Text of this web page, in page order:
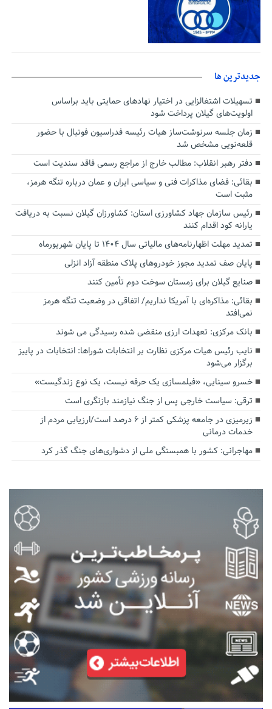
جديدترين ها
تسهیلات اشتغالزایی در اختیار نهادهای حمایتی باید براساس
اولویت‌های گیلان پرداخت شود
زمان جلسه سرنوشت‌ساز هیات رئیسه فدراسیون فوتبال با حضور
قلعه‌نویی مشخص شد
دفتر رهبر انقلاب: مطالب خارج از مراجع رسمی فاقد سندیت است
بقائی: فضای مذاکرات فنی و سیاسی ایران و عمان درباره تنگه هرمز،
مثبت است
رئیس سازمان جهاد کشاورزی استان: کشاورزان گیلان نسبت به دریافت
یارانه کود اقدام کنند
تمدید مهلت اظهارنامه‌های مالیاتی سال ۱۴۰۴ تا پایان شهریورماه
پایان صف تمدید مجوز خودروهای پلاک منطقه آزاد انزلی
صنایع گیلان برای زمستان سوخت دوم تأمین کنند
بقائی: مذاکره‌ای با آمریکا نداریم/ اتفاقی در وضعیت تنگه هرمز
نمی‌افتد
بانک مرکزی: تعهدات ارزی منقضی شده رسیدگی می شوند
نایب رئیس هیات مرکزی نظارت بر انتخابات شوراها: انتخابات در پاییز
برگزار می‌شود
خسرو سینایی، «فیلمسازی یک حرفه نیست، یک نوع زندگیست»
ترقی: سیاست خارجی پس از جنگ نیازمند بازنگری است
زیرمیزی در جامعه پزشکی کمتر از ۶ درصد است/ارزیابی مردم از
خدمات درمانی
مهاجرانی: کشور با همبستگی ملی از دشواری‌های جنگ گذر کرد